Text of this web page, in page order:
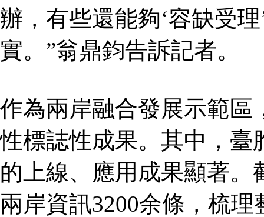
辦，有些還能夠‘容缺受
實。”翁鼎鈞告訴記者。
作為兩岸融合發展示範區
性標誌性成果。其中，臺
的上線、應用成果顯著。
兩岸資訊3200余條，梳